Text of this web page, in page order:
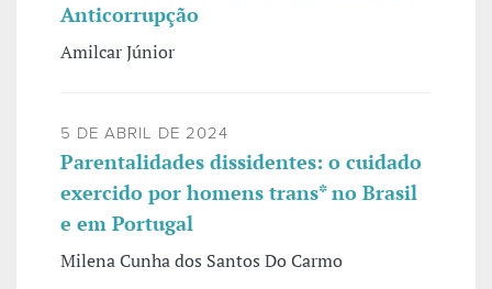
Anticorrupção
Amilcar Júnior
5 DE ABRIL DE 2024
Parentalidades dissidentes: o cuidado
exercido por homens trans* no Brasil
e em Portugal
Milena Cunha dos Santos Do Carmo